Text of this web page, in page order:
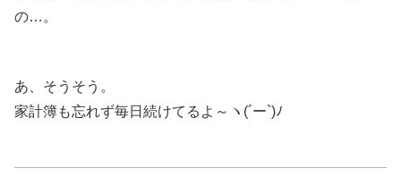
の…。
あ、そうそう。
家計簿も忘れず毎日続けてるよ～ヽ(´ー`)ﾉ